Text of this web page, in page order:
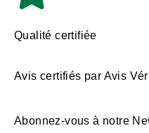
Qualité certifiée
Avis certifiés par Avis
Abonnez-vous à notre